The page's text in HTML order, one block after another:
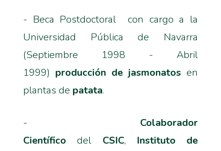
- Beca Postdoctoral con cargo a la
Universidad Pública de Navarra
(Septiembre 1998 - Abril
1999) producción de jasmonatos en
plantas de patata.
- Colaborador
Científicodel CSIC, Instituto de